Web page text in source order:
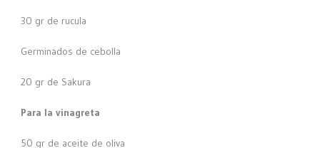
30 gr de rucula
Germinados de cebolla
20 gr de Sakura
Para la vinagreta
50 gr de aceite de oliva